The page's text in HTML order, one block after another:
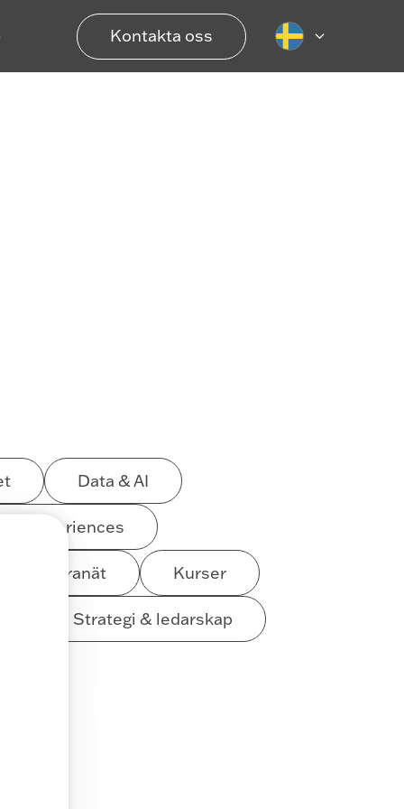
Kontakta oss
Data & AI
experiences
Intranät Kurser
Strategi & ledarskap